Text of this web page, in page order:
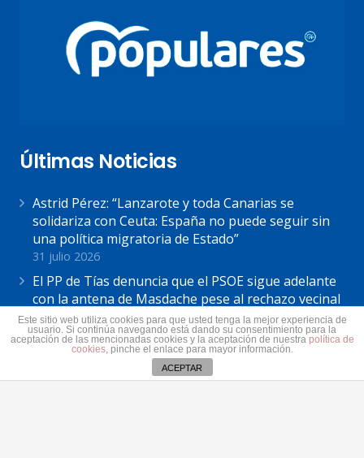
Últimas Noticias
Astrid Pérez: “Lanzarote y toda Canarias se
solidariza con Ceuta: España no puede seguir sin
una política migratoria de Estado”
31 julio 2026
El PP de Tías denuncia que el PSOE sigue adelante
con la antena de Masdache pese al rechazo vecinal
31 julio 2026
El Cabildo de Lanzarote y La Graciosa actualiza el
plan estratégico de subvenciones 2026-2028
30 julio 2026
Este sitio web utiliza cookies para que usted tenga la mejor experiencia de
usuario. Si continúa navegando está dando su consentimiento para la
aceptación de las mencionadas cookies y la aceptación de nuestra política de
cookies, pinche el enlace para mayor información.
ACEPTAR